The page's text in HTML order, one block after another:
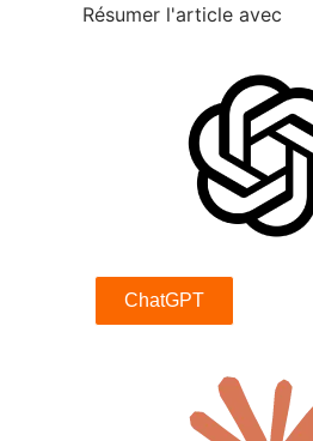
Résumer l'article avec
ChatGPT